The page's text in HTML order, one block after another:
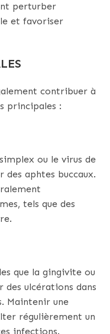
perturber
et favoriser
contribuer à
principales :
ou le virus de
des aphtes buccaux.
tels que des
que la gingivite ou
ulcérations dans
Maintenir une
régulièrement un
infections.